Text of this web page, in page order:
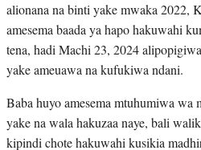
alionana na binti yake mwaka 2022,
amesema baada ya hapo hakuwahi
tena, hadi Machi 23, 2024
yake ameuawa na kufukiwa ndani.
Baba huyo amesema mtuhumiwa
yake na wala hakuzaa naye, bali
kipindi chote hakuwahi kusikia